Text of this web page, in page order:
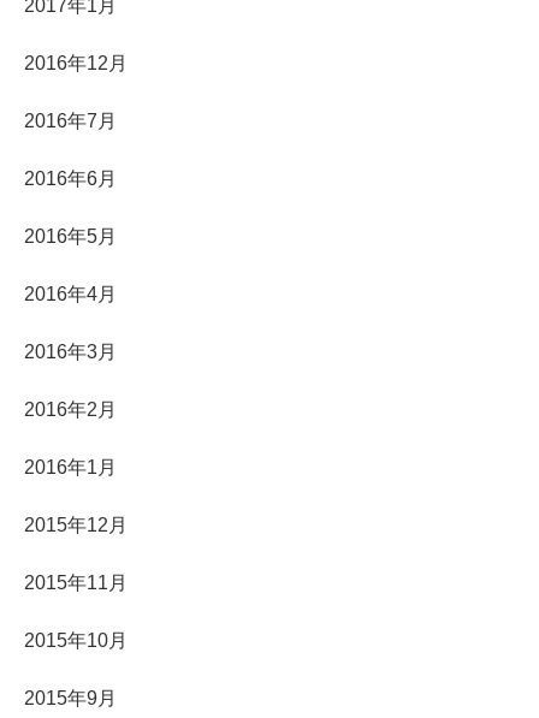
2017年1月
2016年12月
2016年7月
2016年6月
2016年5月
2016年4月
2016年3月
2016年2月
2016年1月
2015年12月
2015年11月
2015年10月
2015年9月